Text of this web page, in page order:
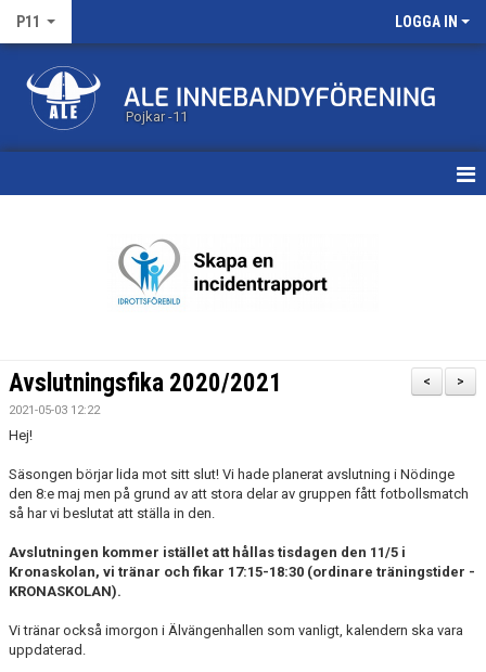
P11 LOGGA IN
Pojkar -11
BILDGALLERI
NYHETSARKIV
>
<
Avslutningsfika 2020/2021
2021-05-03 12:22
Hej!
Säsongen börjar lida mot sitt slut! Vi hade planerat avslutning i Nödinge
den 8:e maj men på grund av att stora delar av gruppen fått fotbollsmatch
så har vi beslutat att ställa in den.
Avslutningen kommer istället att hållas tisdagen den 11/5 i
Kronaskolan, vi tränar och fikar 17:15-18:30 (ordinare träningstider -
KRONASKOLAN).
Vi tränar också imorgon i Älvängenhallen som vanligt, kalendern ska vara
uppdaterad.